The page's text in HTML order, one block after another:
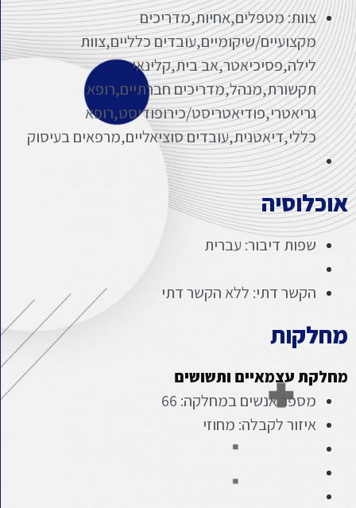
צוות: מטפלים,אחיות,מדריכים
מקצועיים/שיקומיים,עובדים כלליים,צוות
לילה,פסיכיאטר,אב בית,קלינאי
תקשורת,מנהל,מדריכים חברתיים,רופא
גריאטרי,פודיאטריסט/כירופודיסט,רופא
כללי,דיאטנית,עובדים סוציאליים,מרפאים בעיסוק
אוכלוסיה
שפות דיבור: עברית
הקשר דתי: ללא הקשר דתי
מחלקות
מחלקת עצמאיים ותשושים
מספר אנשים במחלקה: 66
איזור לקבלה: מחוזי